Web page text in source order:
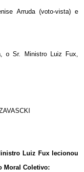
Arruda (voto-vista) e
o Sr. Ministro Luiz Fux,
Luiz Fux lecionou
Moral Coletivo: